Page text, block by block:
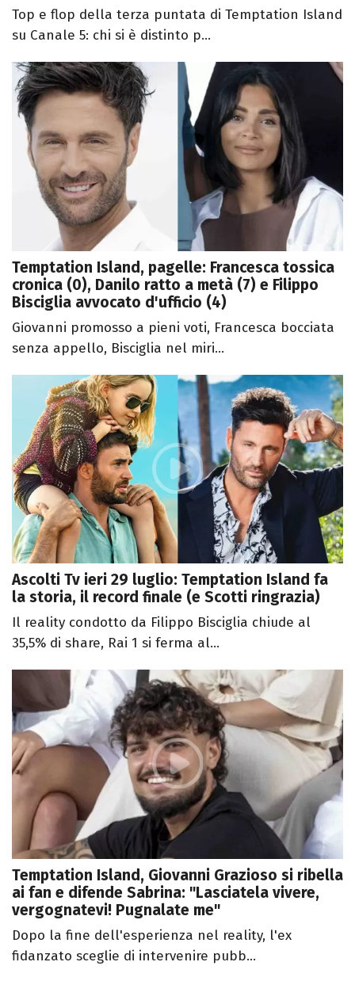
Top e flop della terza puntata di Temptation Island
su Canale 5: chi si è distinto p...
Temptation Island, pagelle: Francesca tossica
cronica (0), Danilo ratto a metà (7) e Filippo
Bisciglia avvocato d'ufficio (4)
Giovanni promosso a pieni voti, Francesca bocciata
senza appello, Bisciglia nel miri...
Ascolti Tv ieri 29 luglio: Temptation Island fa
la storia, il record finale (e Scotti ringrazia)
Il reality condotto da Filippo Bisciglia chiude al
35,5% di share, Rai 1 si ferma al...
Temptation Island, Giovanni Grazioso si ribella
ai fan e difende Sabrina: "Lasciatela vivere,
vergognatevi! Pugnalate me"
Dopo la fine dell'esperienza nel reality, l'ex
fidanzato sceglie di intervenire pubb...